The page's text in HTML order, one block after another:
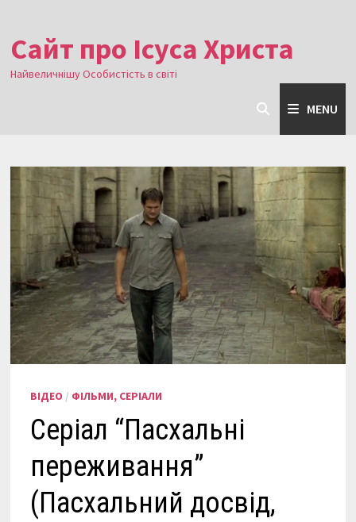
content
Сайт про Ісуса Христа
Найвеличнішу Особистість в світі
MENU
ВІДЕО / ФІЛЬМИ, СЕРІАЛИ
Серіал “Пасхальні
переживання”
(Пасхальний досвід,